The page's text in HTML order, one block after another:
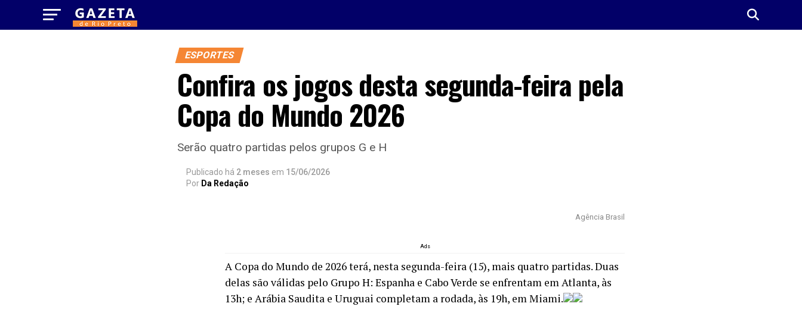
ESPORTES
Confira os jogos desta segunda-feira pela
Copa do Mundo 2026
Serão quatro partidas pelos grupos G e H
Publicado há 2 meses em 15/06/2026
Por Da Redação
Agência Brasil
Ads
A Copa do Mundo de 2026 terá, nesta segunda-feira (15), mais quatro partidas. Duas
delas são válidas pelo Grupo H: Espanha e Cabo Verde se enfrentam em Atlanta, às
13h; e Arábia Saudita e Uruguai completam a rodada, às 19h, em Miami.